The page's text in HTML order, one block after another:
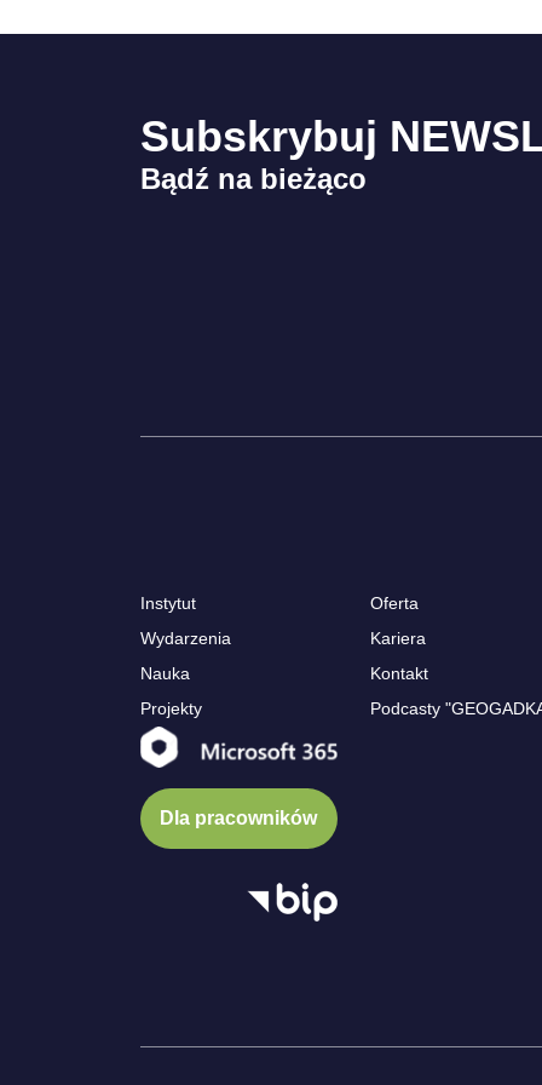
Subskrybuj
Bądź na bieżąco
Instytut
Wydarzenia
Nauka
Projekty
Oferta
Kariera
Kontakt
Podcasty
Dla pracowników